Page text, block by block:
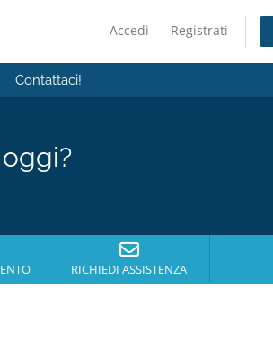
Accedi Registrati
Contattaci!
RICHIEDI ASSISTENZA